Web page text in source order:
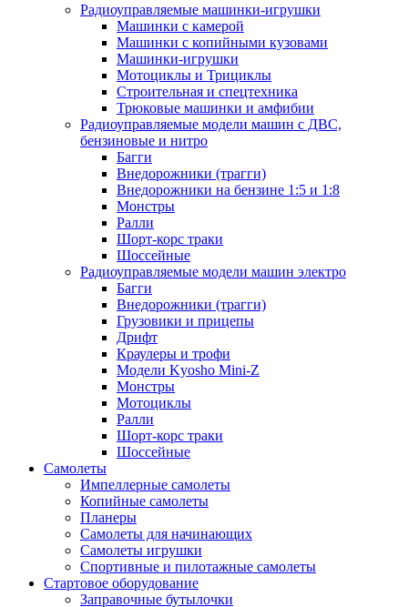
Радиоуправляемые машинки-игрушки
Машинки с камерой
Машинки с копийными кузовами
Машинки-игрушки
Мотоциклы и Трициклы
Строительная и спецтехника
Трюковые машинки и амфибии
Радиоуправляемые модели машин с ДВС,
бензиновые и нитро
Багги
Внедорожники (трагги)
Внедорожники на бензине 1:5 и 1:8
Монстры
Ралли
Шорт-корс траки
Шоссейные
Радиоуправляемые модели машин электро
Багги
Внедорожники (трагги)
Грузовики и прицепы
Дрифт
Краулеры и трофи
Модели Kyosho Mini-Z
Монстры
Мотоциклы
Ралли
Шорт-корс траки
Шоссейные
Самолеты
Импеллерные самолеты
Копийные самолеты
Планеры
Самолеты для начинающих
Самолеты игрушки
Спортивные и пилотажные самолеты
Стартовое оборудование
Заправочные бутылочки